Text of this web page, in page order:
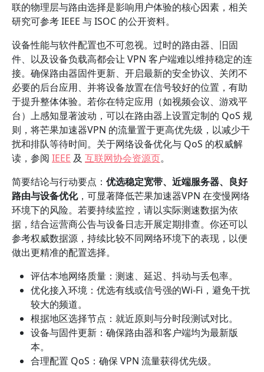
联的物理层与路由选择是影响用户体验的核心因素，相关
研究可参考 IEEE 与 ISOC 的公开资料。
设备性能与软件配置也不可忽视。过时的路由器、旧固
件、以及设备负载高都会让 VPN 客户端难以维持稳定的连
接。确保路由器固件更新、开启最新的安全协议、关闭不
必要的后台应用、并将设备放置在信号较好的位置，有助
于提升整体体验。若你在特定应用（如视频会议、游戏平
台）上感知显著波动，可以在路由器上设置定制的 QoS 规
则，将芒果加速器VPN 的流量置于更高优先级，以减少干
扰和排队等待时间。关于网络设备优化与 QoS 的权威解
读，参阅 IEEE 及 互联网协会资源页。
简要结论与行动要点： 优选稳定宽带、近端服务器、良好
路由与设备优化，可显著降低芒果加速器VPN 在变慢网络
环境下的风险。若要持续监控，请以实际测速数据为依
据，结合运营商公告与设备日志开展定期排查。你还可以
参考权威数据源，持续比较不同网络环境下的表现，以便
做出更精准的配置选择。
评估本地网络质量：测速、延迟、抖动与丢包率。
优化接入环境：优选有线或信号强的Wi‑Fi，避免干扰
较大的频道。
根据地区选择节点：就近原则与分时段测试对比。
设备与固件更新：确保路由器和客户端均为最新版
本。
合理配置 QoS：确保 VPN 流量获得优先级。